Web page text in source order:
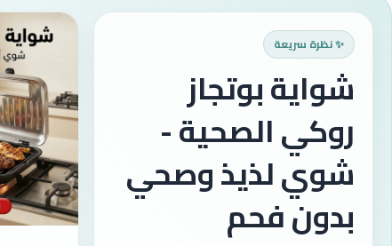
✨ نظرة سريعة
شواية بوتجاز
روكي الصحية -
شوي لذيذ وصحي
بدون فحم